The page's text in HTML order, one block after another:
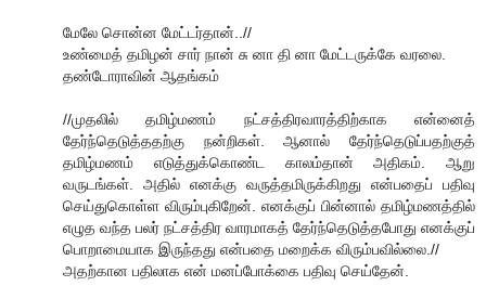
மேலே சொன்ன மேட்டர்தான்..//
உண்மைத் தமிழன் சார் நான் சு னா தி னா மேட்டருக்கே வரலை.
தண்டோராவின் ஆதங்கம்
//முதலில் தமிழ்மணம் நட்சத்திரவாரத்திற்காக என்னைத்
தேர்ந்தெடுத்ததற்கு நன்றிகள். ஆனால் தேர்ந்தெடுப்பதற்குத்
தமிழ்மணம் எடுத்துக்கொண்ட காலம்தான் அதிகம். ஆறு
வருடங்கள். அதில் எனக்கு வருத்தமிருக்கிறது என்பதைப் பதிவு
செய்துகொள்ள விரும்புகிறேன். எனக்குப் பின்னால் தமிழ்மணத்தில்
எழுத வந்த பலர் நட்சத்திர வாரமாகத் தேர்ந்தெடுத்தபோது எனக்குப்
பொறாமையாக இருந்தது என்பதை மறைக்க விரும்பவில்லை.//
அதற்கான பதிலாக என் மனப்போக்கை பதிவு செய்தேன்.